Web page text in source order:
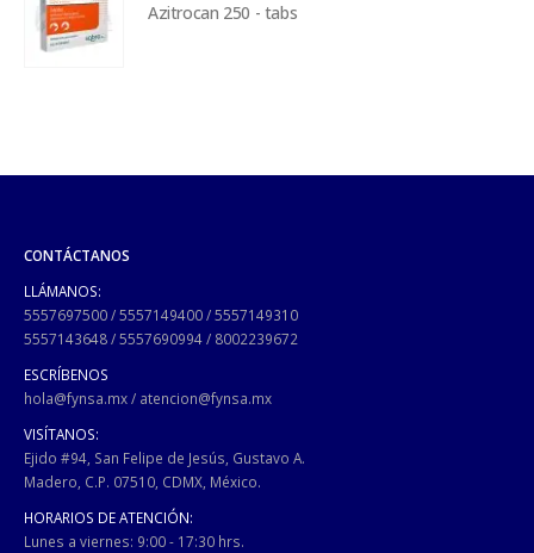
Azitrocan 250 - tabs
CONTÁCTANOS
LLÁMANOS:
5557697500/5557149400/5557149310
5557143648/5557690994/ 8002239672
ESCRÍBENOS
hola@fynsa.mx/ atencion@fynsa.mx
VISÍTANOS:
Ejido #94, San Felipe de Jesús, Gustavo A.
Madero, C.P. 07510, CDMX, México.
HORARIOS DE ATENCIÓN:
Lunes a viernes: 9:00 - 17:30 hrs.